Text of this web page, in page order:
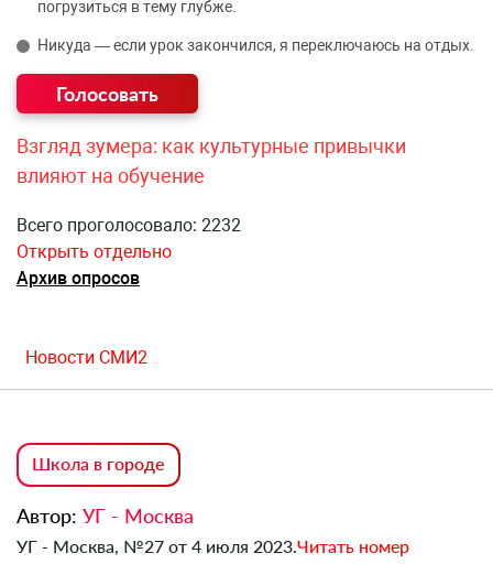
погрузиться в тему глубже.
Никуда — если урок закончился, я переключаюсь на отдых.
Взгляд зумера: как культурные привычки
влияют на обучение
Всего проголосовало: 2232
Открыть отдельно
Архив опросов
Новости СМИ2
Школа в городе
Автор: УГ - Москва
УГ - Москва, №27 от 4 июля 2023.Читать номер